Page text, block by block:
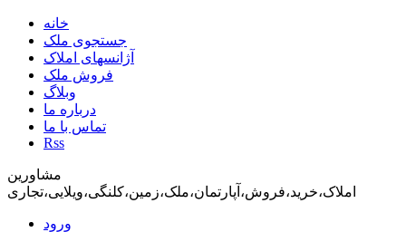
خانه
جستجوی ملک
آژانسهای املاک
فروش ملک
وبلاگ
درباره ما
تماس با ما
Rss
مشاورین
املاک،خرید،فروش،آپارتمان،ملک،زمین،کلنگی،ویلایی،تجاری
ورود